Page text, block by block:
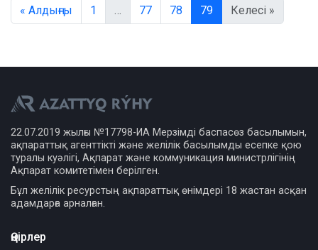
« Алдыңғы 1 77 78 79 Келесі »
22.07.2019 жылғы №17798-ИА Мерзімді баспасөз басылымын,
ақпараттық агенттікті және желілік басылымды есепке қою
туралы куәлігі, Ақпарат және коммуникация министрлігінің
Ақпарат комитетімен берілген.
Бұл желілік ресурстың ақпараттық өнімдері 18 жастан асқан
адамдарға арналған.
Өңірлер